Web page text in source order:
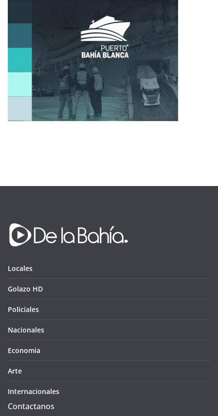
Locales
Golazo HD
Policiales
Nacionales
Economia
Arte
Internacionales
Contactanos